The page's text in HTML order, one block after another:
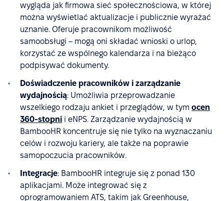
wygląda jak firmowa sieć społecznościowa, w której
można wyświetlać aktualizacje i publicznie wyrażać
uznanie. Oferuje pracownikom możliwość
samoobsługi – mogą oni składać wnioski o urlop,
korzystać ze wspólnego kalendarza i na bieżąco
podpisywać dokumenty.
Doświadczenie pracowników i zarządzanie
wydajnością: Umożliwia przeprowadzanie
wszelkiego rodzaju ankiet i przeglądów, w tym ocen
360-stopni i eNPS. Zarządzanie wydajnością w
BambooHR koncentruje się nie tylko na wyznaczaniu
celów i rozwoju kariery, ale także na poprawie
samopoczucia pracowników.
Integracje: BambooHR integruje się z ponad 130
aplikacjami. Może integrować się z
oprogramowaniem ATS, takim jak Greenhouse,